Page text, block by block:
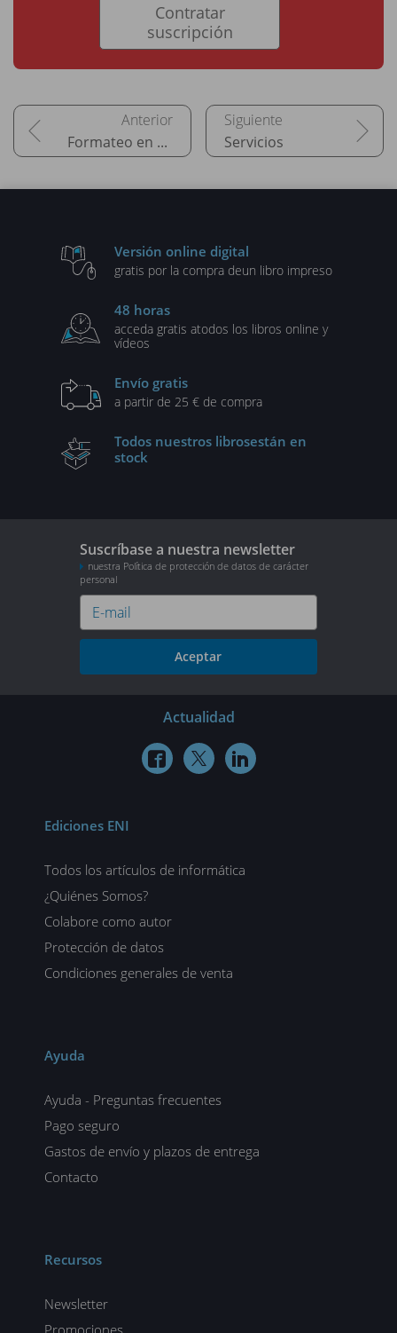
Contratar
suscripción
Formateo en plantillas Servicios
Versión online digital
gratis por la compra deun libro impreso
48 horas
acceda gratis atodos los libros online y
vídeos
Envío gratis
a partir de 25 € de compra
Todos nuestros librosestán en
stock
Suscríbase a nuestra newsletter
nuestra Política de protección de datos de carácter
personal
Aceptar
Actualidad
  
Ediciones ENI
Todos los artículos de informática
¿Quiénes Somos?
Colabore como autor
Protección de datos
Condiciones generales de venta
Ayuda
Ayuda - Preguntas frecuentes
Pago seguro
Gastos de envío y plazos de entrega
Contacto
Recursos
Newsletter
Promociones